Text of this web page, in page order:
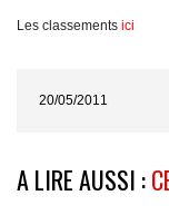
Les classements ici
20/05/2011
A LIRE AUSSI :